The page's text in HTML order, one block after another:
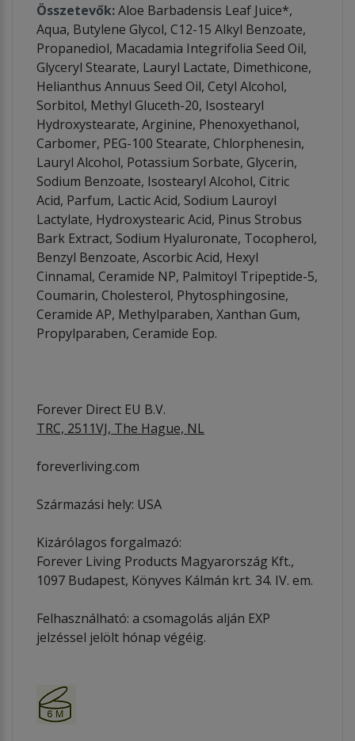
Összetevők:Aloe Barbadensis Leaf Juice*,
Aqua, Butylene Glycol, C12-15 Alkyl Benzoate,
Propanediol, Macadamia Integrifolia Seed Oil,
Glyceryl Stearate, Lauryl Lactate, Dimethicone,
Helianthus Annuus Seed Oil, Cetyl Alcohol,
Sorbitol, Methyl Gluceth-20, Isostearyl
Hydroxystearate, Arginine, Phenoxyethanol,
Carbomer, PEG-100 Stearate, Chlorphenesin,
Lauryl Alcohol, Potassium Sorbate, Glycerin,
Sodium Benzoate, Isostearyl Alcohol, Citric
Acid, Parfum, Lactic Acid, Sodium Lauroyl
Lactylate, Hydroxystearic Acid, Pinus Strobus
Bark Extract, Sodium Hyaluronate, Tocopherol,
Benzyl Benzoate, Ascorbic Acid, Hexyl
Cinnamal, Ceramide NP, Palmitoyl Tripeptide-5,
Coumarin, Cholesterol, Phytosphingosine,
Ceramide AP, Methylparaben, Xanthan Gum,
Propylparaben, Ceramide Eop.
Forever Direct EU B.V.
TRC, 2511VJ, The Hague, NL
foreverliving.com
Származási hely: USA
Kizárólagos forgalmazó:
Forever Living Products Magyarország Kft.,
1097 Budapest, Könyves Kálmán krt. 34. IV. em.
Felhasználható: a csomagolás alján EXP
jelzéssel jelölt hónap végéig.